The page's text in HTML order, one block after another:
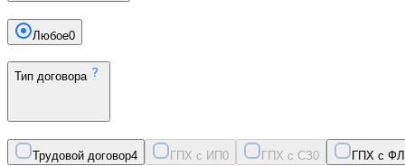
Любое0
Тип договора
Трудовой договор4 ГПХ с ИП0 ГПХ с СЗ0 ГПХ с ФЛ